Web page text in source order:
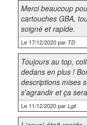
Merci beaucoup
cartouches GBA,
soigné et rapide.
Le 17/12/2020 par TD
Toujours au top,
dedans en plus !
descriptions mises
s'agrandir et ça
Le 11/12/2020 par Lgil